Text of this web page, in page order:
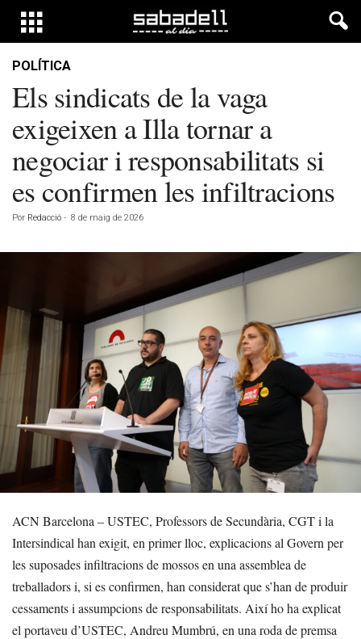
POLÍTICA
Els sindicats de la vaga
exigeixen a Illa tornar a
negociar i responsabilitats si
es confirmen les infiltracions
Por Redacció - 8 de maig de 2026
ACN Barcelona – USTEC, Professors de Secundària, CGT i la
Intersindical han exigit, en primer lloc, explicacions al Govern per
les suposades infiltracions de mossos en una assemblea de
treballadors i, si es confirmen, han considerat que s’han de produir
cessaments i assumpcions de responsabilitats. Així ho ha explicat
el portaveu d’USTEC, Andreu Mumbrú, en una roda de premsa